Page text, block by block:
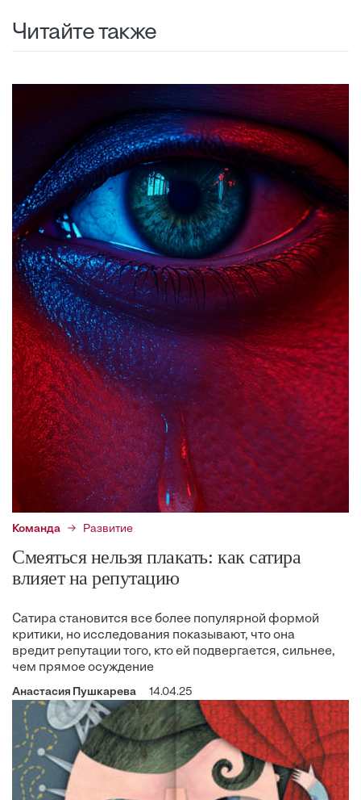
Читайте также
Команда Развитие
Смеяться нельзя плакать: как сатира
влияет на репутацию
Сатира становится все более популярной формой
критики, но исследования показывают, что она
вредит репутации того, кто ей подвергается, сильнее,
чем прямое осуждение
Анастасия Пушкарева 14.04.25